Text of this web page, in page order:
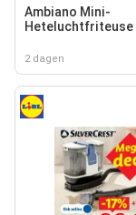
Ambiano Mini-
Heteluchtfriteuse
2 dagen